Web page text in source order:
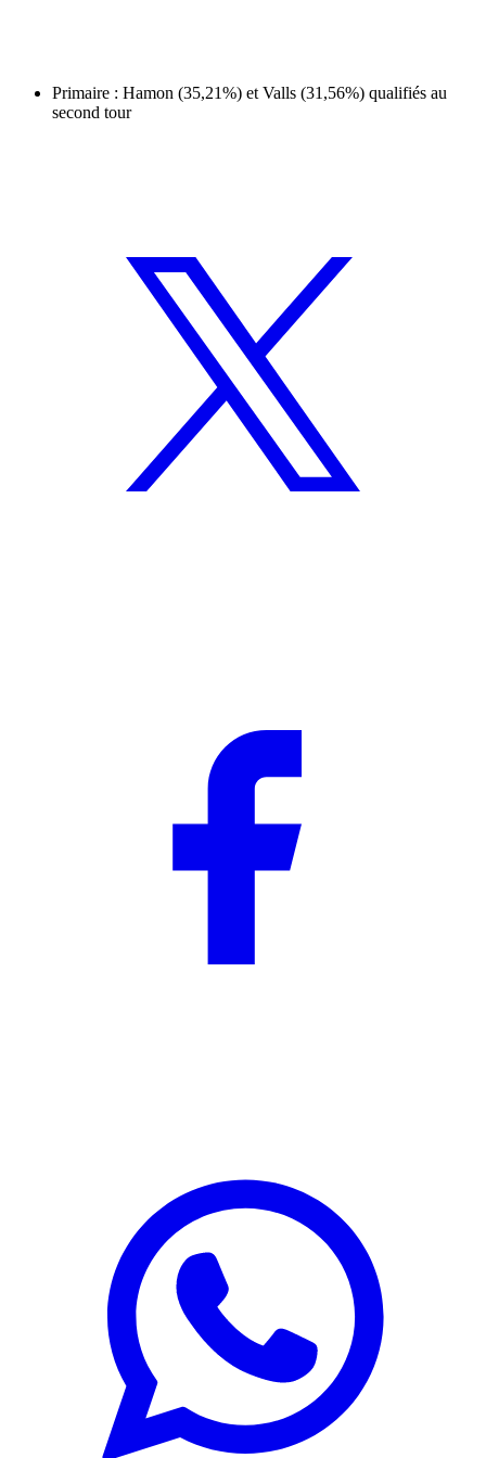
Primaire : Hamon (35,21%) et Valls (31,56%) qualifiés au
second tour